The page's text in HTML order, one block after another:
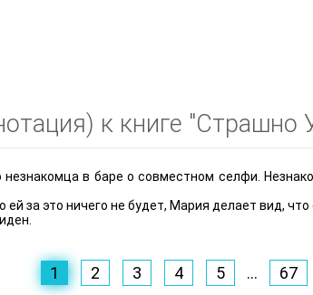
к книге
в баре о совместном селфи.
за это ничего не будет, Мария делает вид,
1 2 3 4 5 ... 67